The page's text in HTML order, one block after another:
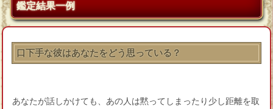
鑑定結果一例
口下手な彼はあなたをどう思っている？
あなたが話しかけても、あの人は黙ってしまったり少し距離を取